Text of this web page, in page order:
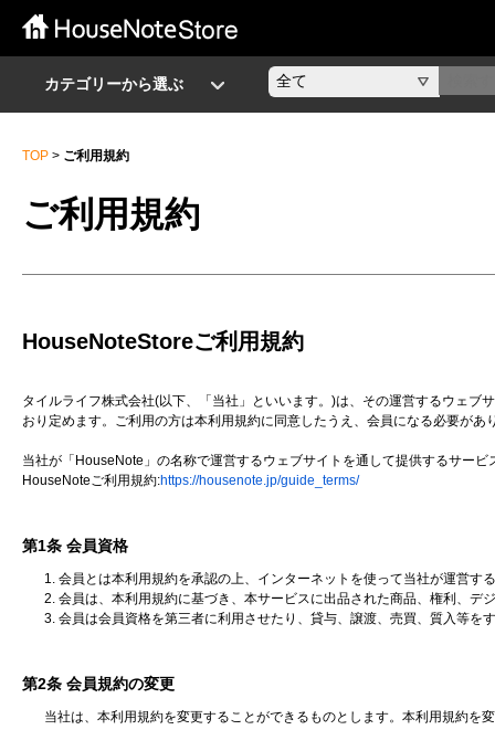
カテゴリーから選ぶ
TOP > ご利用規約
ご利用規約
HouseNoteStoreご利用規約
タイルライフ株式会社(以下、「当社」といいます。)は、その運営するウェ
おり定めます。ご利用の方は本利用規約に同意したうえ、会員になる必要があ
当社が「HouseNote」の名称で運営するウェブサイトを通して提供するサー
HouseNoteご利用規約:https://housenote.jp/guide_terms/
第1条 会員資格
1. 会員とは本利用規約を承認の上、インターネットを使って当社が運営
2. 会員は、本利用規約に基づき、本サービスに出品された商品、権利、
3. 会員は会員資格を第三者に利用させたり、貸与、譲渡、売買、質入等を
第2条 会員規約の変更
当社は、本利用規約を変更することができるものとします。本利用規約